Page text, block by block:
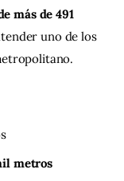
más de 491
uno de los
metros